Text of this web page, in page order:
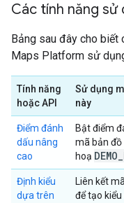
Các tính năng sử
Bảng sau đây cho biết
Maps Platform sử
Tính năng
hoặc API
Sử dụng
này
Điểm đánh
dấu nâng
cao
Bật điểm
mã bản
hoạ DEMO
Định kiểu
dựa trên
Liên kết
để tạo